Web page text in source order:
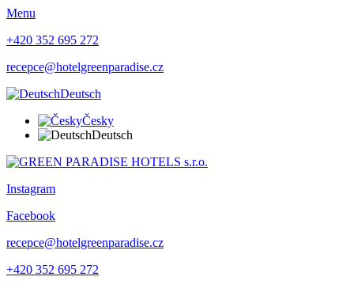
Menu
+420 352 695 272
recepce@hotelgreenparadise.cz
Deutsch
Česky
Deutsch
Instagram
Facebook
recepce@hotelgreenparadise.cz
+420 352 695 272